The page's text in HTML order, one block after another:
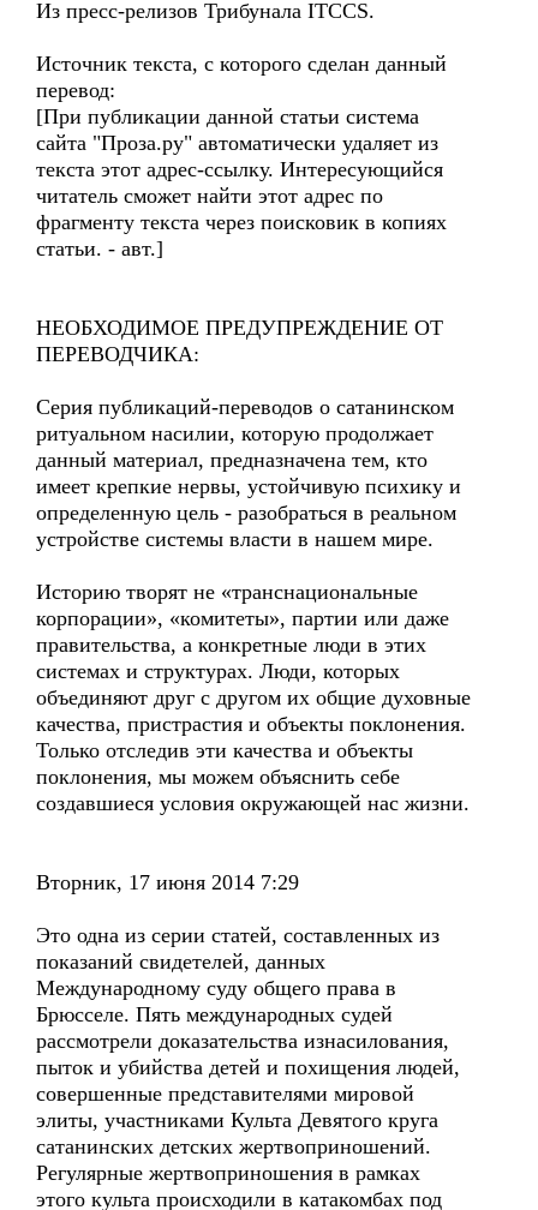
Из пресс-релизов Трибунала ITCCS.
Источник текста, с которого сделан данный
перевод:
[При публикации данной статьи система
сайта "Проза.ру" автоматически удаляет из
текста этот адрес-ссылку. Интересующийся
читатель сможет найти этот адрес по
фрагменту текста через поисковик в копиях
статьи. - авт.]
НЕОБХОДИМОЕ ПРЕДУПРЕЖДЕНИЕ ОТ
ПЕРЕВОДЧИКА:
Серия публикаций-переводов о сатанинском
ритуальном насилии, которую продолжает
данный материал, предназначена тем, кто
имеет крепкие нервы, устойчивую психику и
определенную цель - разобраться в реальном
устройстве системы власти в нашем мире.
Историю творят не «транснациональные
корпорации», «комитеты», партии или даже
правительства, а конкретные люди в этих
системах и структурах. Люди, которых
объединяют друг с другом их общие духовные
качества, пристрастия и объекты поклонения.
Только отследив эти качества и объекты
поклонения, мы можем объяснить себе
создавшиеся условия окружающей нас жизни.
Вторник, 17 июня 2014 7:29
Это одна из серии статей, составленных из
показаний свидетелей, данных
Международному суду общего права в
Брюсселе. Пять международных судей
рассмотрели доказательства изнасилования,
пыток и убийства детей и похищения людей,
совершенные представителями мировой
элиты, участниками Культа Девятого круга
сатанинских детских жертвоприношений.
Регулярные жертвоприношения в рамках
этого культа происходили в катакомбах под